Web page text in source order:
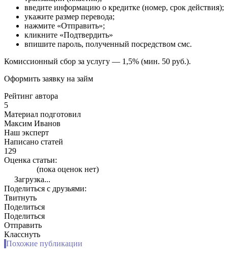
введите информацию о кредитке (номер, срок действия);
укажите размер перевода;
нажмите «Отправить»;
кликните «Подтвердить»
впишите пароль, полученный посредством смс.
Комиссионный сбор за услугу — 1,5% (мин. 50 руб.).
Оформить заявку на займ
Рейтинг автора
5
Материал подготовил
Максим Иванов
Наш эксперт
Написано статей
129
Оценка статьи:
(пока оценок нет)
Загрузка...
Поделиться с друзьями:
Твитнуть
Поделиться
Поделиться
Отправить
Класснуть
Похожие публикации